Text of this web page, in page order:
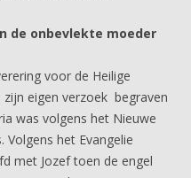
de onbevlekte moeder
voor de Heilige
eigen verzoek begraven
was volgens het Nieuwe
Volgens het Evangelie
met Jozef toen de engel